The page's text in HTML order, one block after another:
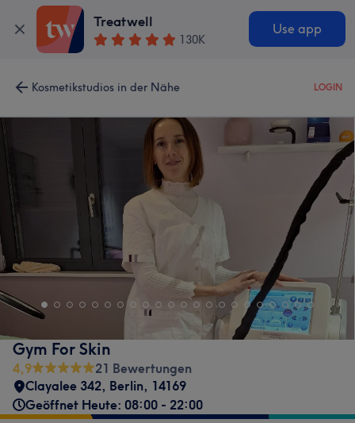
Treatwell
130K
Use app
Kosmetikstudios in der Nähe LOGIN
Gym For Skin
4,9
21 Bewertungen
Clayalee 342, Berlin, 14169
Geöffnet Heute: 08:00 - 22:00